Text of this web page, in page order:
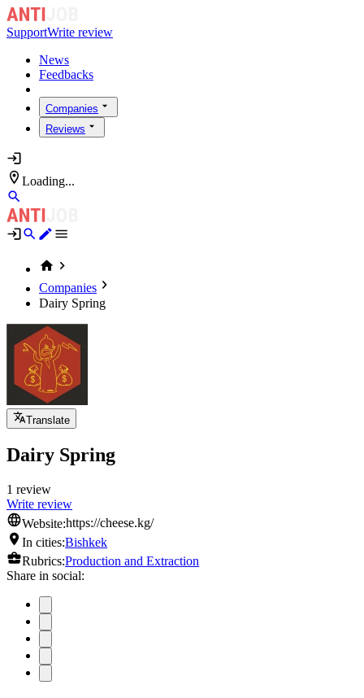
SupportWrite review
News
Feedbacks
Companies
Reviews
Loading...
Companies
Dairy Spring
Translate
Dairy Spring
1 review
Write review
Website:https://cheese.kg/
In cities:Bishkek
Rubrics:Production and Extraction
Share in social: